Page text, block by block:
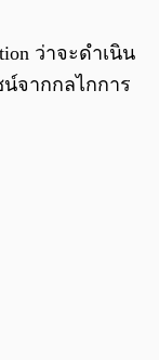
ว่าจะดำเนิน
น์จากกลไกการ